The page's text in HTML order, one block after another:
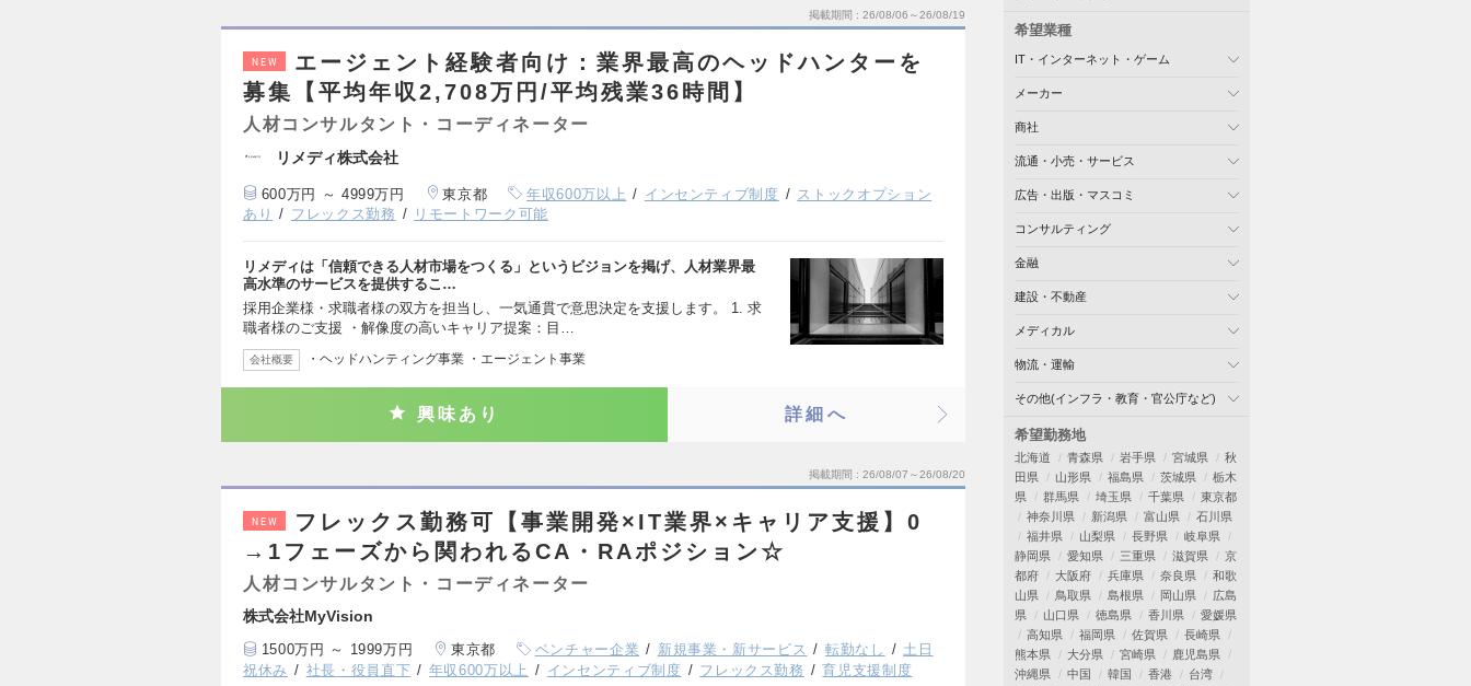
掲載期間 26/08/06～26/08/19
NEW
エージェント経験者向け：業界最高のヘッドハンターを
募集【平均年収2,708万円/平均残業36時間】
人材コンサルタント・コーディネーター
リメディ株式会社
600万円 ～ 4999万円 東京都 年収600万以上 インセンティブ制度
ストックオプション
あり
フレックス勤務 リモートワーク可能
リメディは「信頼できる人材市場をつくる」というビジョンを掲げ、人材業界最
高水準のサービスを提供するこ…
採用企業様・求職者様の双方を担当し、一気通貫で意思決定を支援します。 1. 求
職者様のご支援 ・解像度の高いキャリア提案：目…
会社概要 ・ヘッドハンティング事業 ・エージェント事業
興味あり 詳細へ
掲載期間 26/08/07～26/08/20
NEW
フレックス勤務可【事業開発×IT業界×キャリア支援】0
→1フェーズから関われるCA・RAポジション☆
人材コンサルタント・コーディネーター
株式会社MyVision
1500万円 ～ 1999万円 東京都 ベンチャー企業 新規事業・新サービス 転勤なし
土日
祝休み
社長・役員直下 年収600万以上 インセンティブ制度 フレックス勤務 育児支援制度
希望業種
IT・インターネット・ゲーム
メーカー
商社
流通・小売・サービス
広告・出版・マスコミ
コンサルティング
金融
建設・不動産
メディカル
物流・運輸
その他(インフラ・教育・官公庁など)
希望勤務地
北海道 青森県 岩手県 宮城県
秋
田県
山形県 福島県 茨城県
栃木
県
群馬県 埼玉県 千葉県
東京都
神奈川県
新潟県 富山県
石川県
福井県
山梨県 長野県
岐阜県
静岡県
愛知県 三重県 滋賀県
京
都府
大阪府 兵庫県 奈良県
和歌
山県
鳥取県 島根県 岡山県
広島
県
山口県 徳島県 香川県
愛媛県
高知県
福岡県 佐賀県
長崎県
熊本県
大分県 宮崎県
鹿児島県
沖縄県
中国 韓国 香港
台湾